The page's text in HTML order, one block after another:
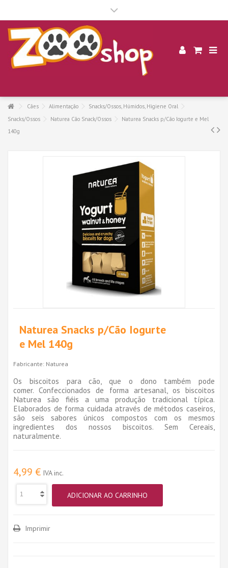
Cães Alimentação
Snacks/Ossos, Húmidos, Higiene Oral
Snacks/Ossos
Naturea Cão Snack/Ossos
Naturea Snacks p/Cão Iogurte e Mel
140g
Naturea Snacks p/Cão Iogurte
e Mel 140g
Fabricante: Naturea
Os biscoitos para cão, que o dono também pode
comer. Confeccionados de forma artesanal, os biscoitos
Naturea são fiéis a uma produção tradicional típica.
Elaborados de forma cuidada através de métodos caseiros,
são seis sabores únicos compostos com os mesmos
ingredientes dos nossos biscoitos. Sem Cereais,
naturalmente.
4,99 € IVA inc.
ADICIONAR AO CARRINHO
Imprimir